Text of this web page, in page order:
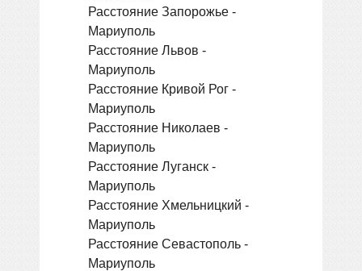
Расстояние Запорожье -
Мариуполь
Расстояние Львов -
Мариуполь
Расстояние Кривой Рог -
Мариуполь
Расстояние Николаев -
Мариуполь
Расстояние Луганск -
Мариуполь
Расстояние Хмельницкий -
Мариуполь
Расстояние Севастополь -
Мариуполь